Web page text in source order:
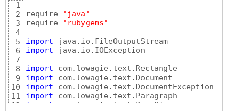
1
2
3
4
5
6
7
8
9
10
11
12
require
"java"
require
"rubygems"
import
import java.io.IOException
import
import
import
import
import